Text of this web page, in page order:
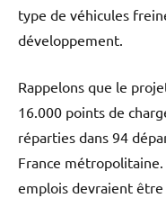
type de véhicules
développement.
Rappelons que le
16.000 points de
réparties dans 94
France
emplois devraient être